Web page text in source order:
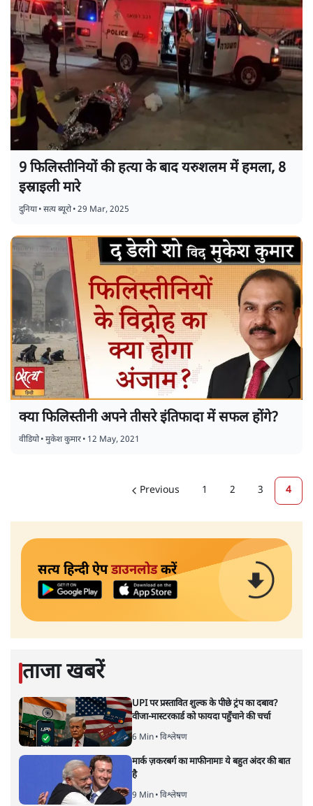
9 फिलिस्तीनियों की हत्या के बाद यरुशलम में हमला, 8
इस्राइली मारे
दुनिया•सत्य ब्यूरो•29 Mar, 2025
क्या फिलिस्तीनी अपने तीसरे इंतिफादा में सफल होंगे?
वीडियो•मुकेश कुमार• 12 May, 2021
Previous 1 2 3 4
सत्य हिन्दी ऐपडाउनलोडकरें
ताजा खबरें
UPI पर प्रस्तावित शुल्क के पीछे ट्रंप का दबाव?
वीजा-मास्टरकार्ड को फायदा पहुँचाने की चर्चा
6 Min• विश्लेषण
मार्क ज़करबर्ग का माफीनामाः ये बहुत अंदर की बात
है
9 Min• विश्लेषण